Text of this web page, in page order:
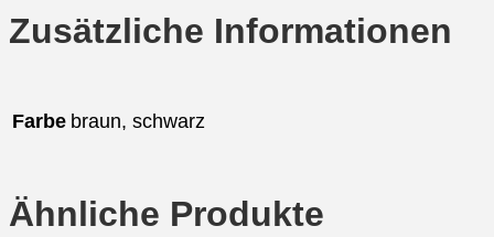
Zusätzliche Informationen
Farbe braun, schwarz
Ähnliche Produkte